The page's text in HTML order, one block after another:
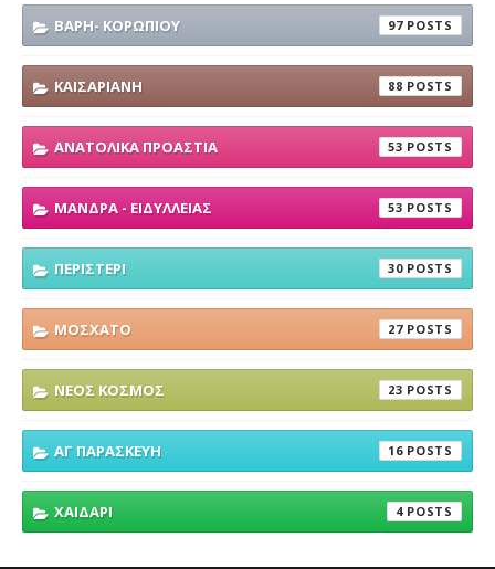
ΒΑΡΗ- ΚΟΡΩΠΙΟΥ 97
ΚΑΙΣΑΡΙΑΝΗ 88
ΑΝΑΤΟΛΙΚΑ ΠΡΟΑΣΤΙΑ 53
ΜΑΝΔΡΑ - ΕΙΔΥΛΛΕΙΑΣ 53
ΠΕΡΙΣΤΕΡΙ 30
ΜΟΣΧΑΤΟ 27
ΝΕΟΣ ΚΟΣΜΟΣ 23
ΑΓ ΠΑΡΑΣΚΕΥΗ 16
ΧΑΙΔΑΡΙ 4